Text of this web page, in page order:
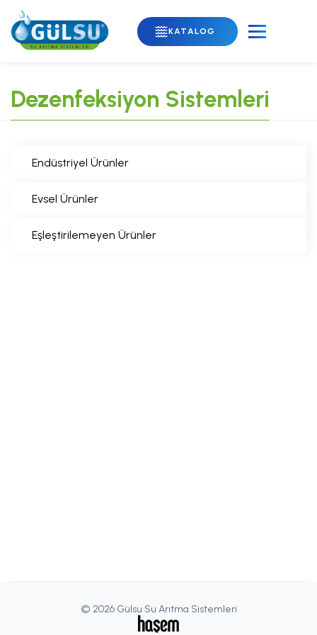
KATALOG
Dezenfeksiyon Sistemleri
Endüstriyel Ürünler
Evsel Ürünler
Eşleştirilemeyen Ürünler
© 2026 Gülsu Su Arıtma Sistemleri